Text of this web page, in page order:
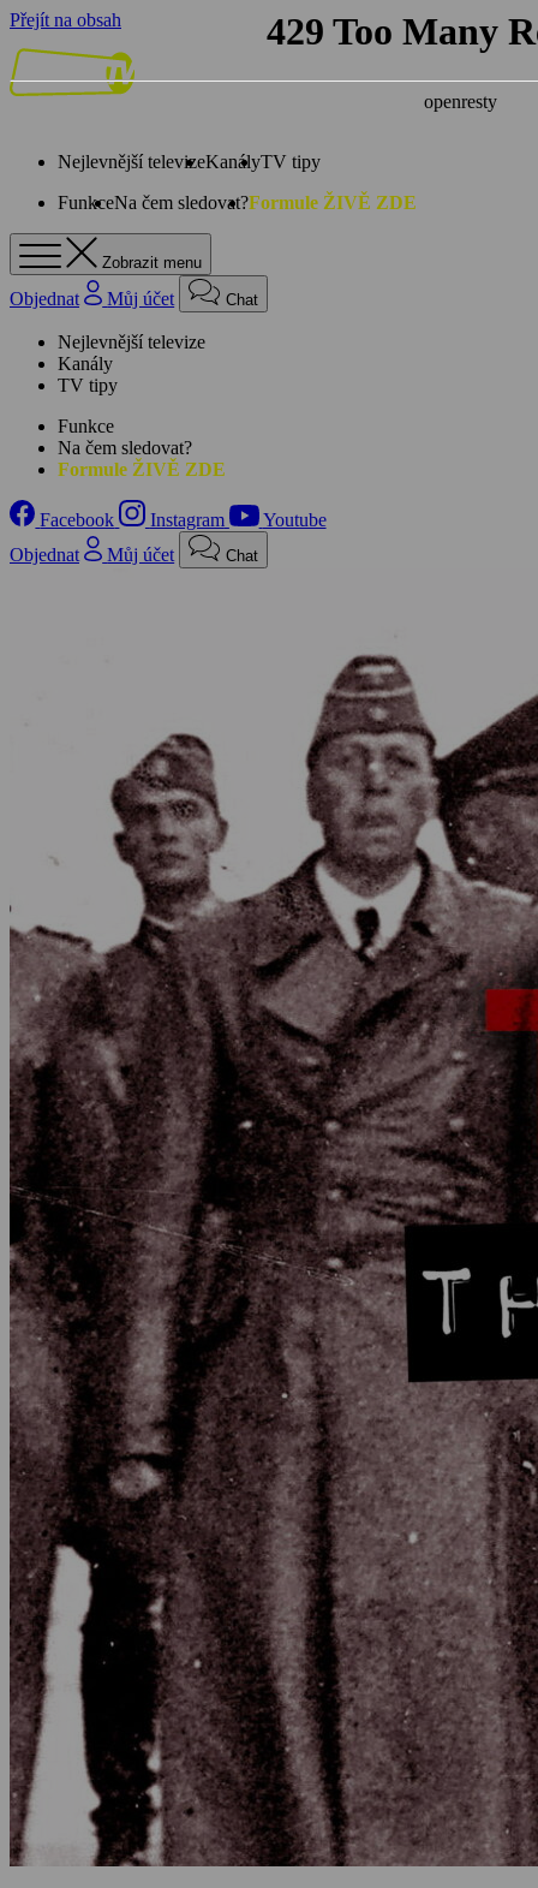
Přejít na obsah
Nejlevnější televizeKanályTV tipy
FunkceNa čem sledovat?Formule ŽIVĚ ZDE
Zobrazit menu
Objednat Můj účet Chat
Nejlevnější televize
Kanály
TV tipy
Funkce
Na čem sledovat?
Formule ŽIVĚ ZDE
Facebook Instagram
Youtube
Objednat
Můj účet Chat